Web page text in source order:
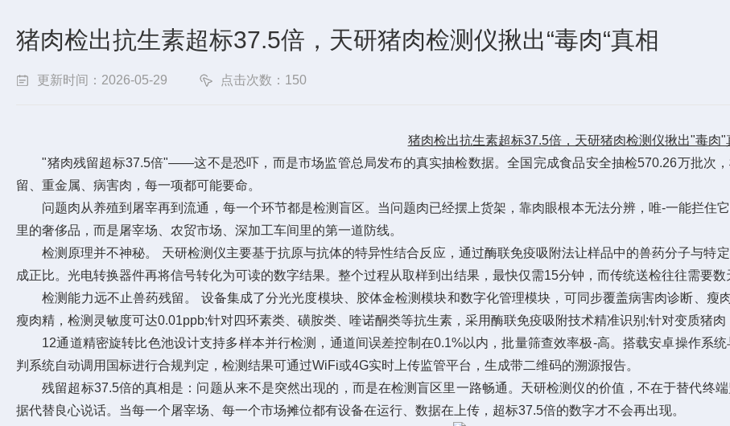
猪肉检出抗生素超标37.5倍，天研猪肉检测仪揪出“毒肉“真相
更新时间：2026-05-29 点击次数：150
猪肉检出抗生素超标37.5倍，天研猪肉检测仪揪出"毒肉"
"猪肉残留超标37.5倍"——这不是恐吓，而是市场监管总局发布的真实抽检数据。全国完成食品安全抽检570.26万批次，
留、重金属、病害肉，每一项都可能要命。
问题肉从养殖到屠宰再到流通，每一个环节都是检测盲区。当问题肉已经摆上货架，靠肉眼根本无法分辨，唯-一能拦住
里的奢侈品，而是屠宰场、农贸市场、深加工车间里的第一道防线。
检测原理并不神秘。 天研检测仪主要基于抗原与抗体的特异性结合反应，通过酶联免疫吸附法让样品中的兽药分子与特
成正比。光电转换器件再将信号转化为可读的数字结果。整个过程从取样到出结果，最快仅需15分钟，而传统送检往往需要数
检测能力远不止兽药残留。 设备集成了分光光度模块、胶体金检测模块和数字化管理模块，可同步覆盖病害肉诊断、瘦
瘦肉精，检测灵敏度可达0.01ppb;针对四环素类、磺胺类、喹诺酮类等抗生素，采用酶联免疫吸附技术精准识别;针对变质猪
12通道精密旋转比色池设计支持多样本并行检测，通道间误差控制在0.1%以内，批量筛查效率极-高。搭载安卓操作系
判系统自动调用国标进行合规判定，检测结果可通过WiFi或4G实时上传监管平台，生成带二维码的溯源报告。
残留超标37.5倍的真相是：问题从来不是突然出现的，而是在检测盲区里一路畅通。天研检测仪的价值，不在于替代终
据代替良心说话。当每一个屠宰场、每一个市场摊位都有设备在运行、数据在上传，超标37.5倍的数字才不会再出现。